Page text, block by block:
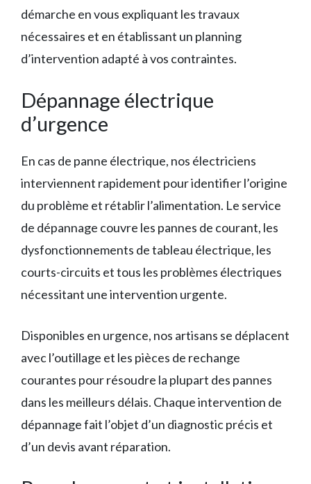
démarche en vous expliquant les travaux
nécessaires et en établissant un planning
d’intervention adapté à vos contraintes.
Dépannage électrique
d’urgence
En cas de panne électrique, nos électriciens
interviennent rapidement pour identifier l’origine
du problème et rétablir l’alimentation. Le service
de dépannage couvre les pannes de courant, les
dysfonctionnements de tableau électrique, les
courts-circuits et tous les problèmes électriques
nécessitant une intervention urgente.
Disponibles en urgence, nos artisans se déplacent
avec l’outillage et les pièces de rechange
courantes pour résoudre la plupart des pannes
dans les meilleurs délais. Chaque intervention de
dépannage fait l’objet d’un diagnostic précis et
d’un devis avant réparation.